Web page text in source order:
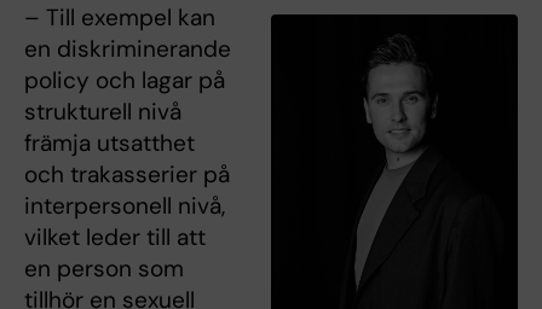
– Till exempel kan
en diskriminerande
policy och lagar på
strukturell nivå
främja utsatthet
och trakasserier på
interpersonell nivå,
vilket leder till att
en person som
tillhör en sexuell